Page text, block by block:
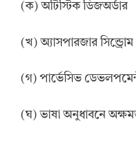
(ক) অটিস্টিক ডিজঅর্ডার
(খ) অ্যাসপারজার সিন্ড্রোম
(গ) পার্ভেসিভ
(ঘ) ভাষা অনুধাবনে